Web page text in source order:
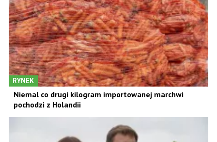
RYNEK
Niemal co drugi kilogram importowanej marchwi
pochodzi z Holandii